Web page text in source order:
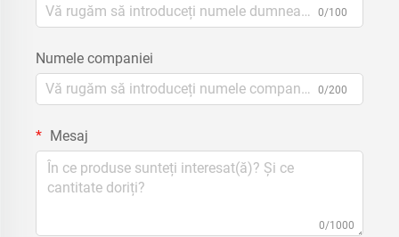
0/100
Numele companiei
0/200
Mesaj
0/1000